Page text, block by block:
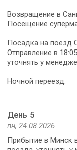
Возвращение в
Посещение
Посадка на поезд
Отправление в
уточнять у
Ночной переезд.
День 5
пн, 24.08.2026
Прибытие в Минск